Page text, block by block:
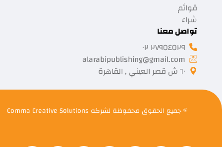
قوائم
شراء
تواصل معنا
٢٧٩٥٤٥٢٩ ٠٢
alarabipublishing@gmail.com
٦٠ ش قصر العيني , القاهرة
© جميع الحقوق محفوظة لشركه